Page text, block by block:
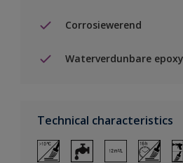
Corrosiewerend
Waterverdunbare
Technical characteristics